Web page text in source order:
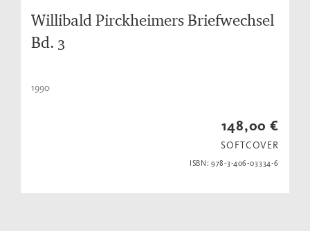
Willibald Pirckheimers Briefwechsel
Bd. 3
1990
148,00 €
SOFTCOVER
ISBN: 978-3-406-03334-6